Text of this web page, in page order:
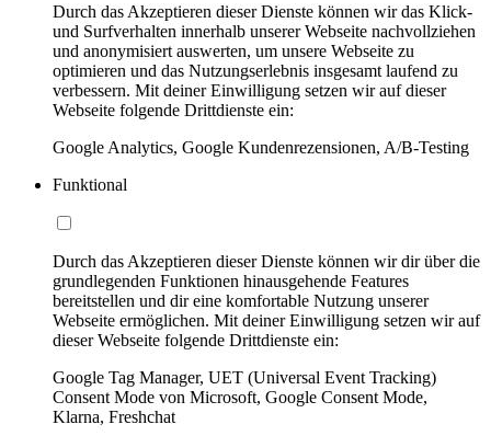
Durch das Akzeptieren dieser Dienste können wir das Klick-
und Surfverhalten innerhalb unserer Webseite nachvollziehen
und anonymisiert auswerten, um unsere Webseite zu
optimieren und das Nutzungserlebnis insgesamt laufend zu
verbessern. Mit deiner Einwilligung setzen wir auf dieser
Webseite folgende Drittdienste ein:
Google Analytics, Google Kundenrezensionen, A/B-Testing
Funktional
Durch das Akzeptieren dieser Dienste können wir dir über die
grundlegenden Funktionen hinausgehende Features
bereitstellen und dir eine komfortable Nutzung unserer
Webseite ermöglichen. Mit deiner Einwilligung setzen wir auf
dieser Webseite folgende Drittdienste ein:
Google Tag Manager, UET (Universal Event Tracking)
Consent Mode von Microsoft, Google Consent Mode,
Klarna, Freshchat